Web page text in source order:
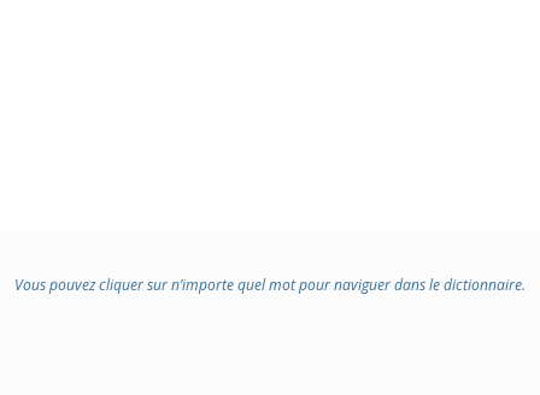
Vous pouvez cliquer sur n’importe quel mot pour naviguer dans le dictionnaire.